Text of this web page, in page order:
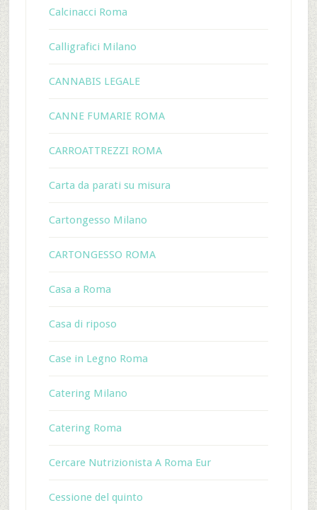
Calcinacci Roma
Calligrafici Milano
CANNABIS LEGALE
CANNE FUMARIE ROMA
CARROATTREZZI ROMA
Carta da parati su misura
Cartongesso Milano
CARTONGESSO ROMA
Casa a Roma
Casa di riposo
Case in Legno Roma
Catering Milano
Catering Roma
Cercare Nutrizionista A Roma Eur
Cessione del quinto